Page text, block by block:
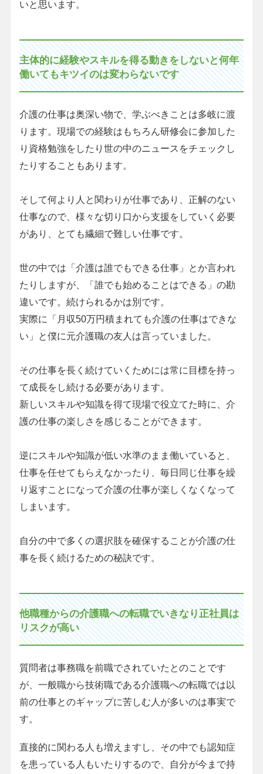
いと思います。
主体的に経験やスキルを得る動きをしないと何年
働いてもキツイのは変わらないです
介護の仕事は奥深い物で、学ぶべきことは多岐に渡
ります。現場での経験はもちろん研修会に参加した
り資格勉強をしたり世の中のニュースをチェックし
たりすることもあります。
そして何より人と関わりが仕事であり、正解のない
仕事なので、様々な切り口から支援をしていく必要
があり、とても繊細で難しい仕事です。
世の中では「介護は誰でもできる仕事」とか言われ
たりしますが、「誰でも始めることはできる」の勘
違いです。続けられるかは別です。
実際に「月収50万円積まれても介護の仕事はできな
い」と僕に元介護職の友人は言っていました。
その仕事を長く続けていくためには常に目標を持っ
て成長をし続ける必要があります。
新しいスキルや知識を得て現場で役立てた時に、介
護の仕事の楽しさを感じることができます。
逆にスキルや知識が低い水準のまま働いていると、
仕事を任せてもらえなかったり、毎日同じ仕事を繰
り返すことになって介護の仕事が楽しくなくなって
しまいます。
自分の中で多くの選択肢を確保することが介護の仕
事を長く続けるための秘訣です。
他職種からの介護職への転職でいきなり正社員は
リスクが高い
質問者は事務職を前職でされていたとのことです
が、一般職から技術職である介護職への転職では以
前の仕事とのギャップに苦しむ人が多いのは事実で
す。
直接的に関わる人も増えますし、その中でも認知症
を患っている人もいたりするので、自分が今まで持